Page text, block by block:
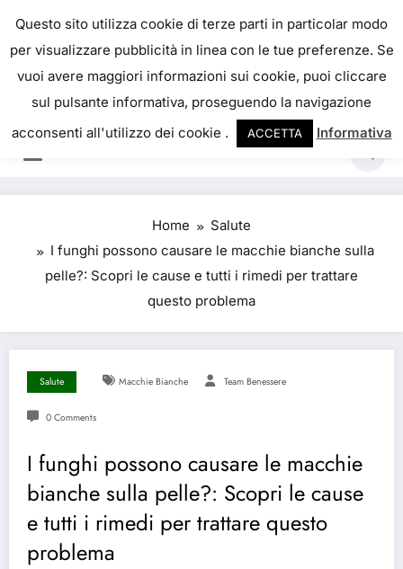
IL PORTALE DEL BENESSERE
La salute è come il denaro, non abbiamo mai una
vera idea del suo valore fino a quando la
perdiamo. Josh Billings
Home
Salute
I funghi possono causare le macchie bianche sulla
pelle?: Scopri le cause e tutti i rimedi per trattare
questo problema
Salute Macchie Bianche Team Benessere
0 Comments
I funghi possono causare le macchie
bianche sulla pelle?: Scopri le cause
e tutti i rimedi per trattare questo
problema
Questo sito utilizza cookie di terze parti in particolar modo
per visualizzare pubblicità in linea con le tue preferenze. Se
vuoi avere maggiori informazioni sui cookie, puoi cliccare
sul pulsante informativa, proseguendo la navigazione
acconsenti all'utilizzo dei cookie .
ACCETTA Informativa